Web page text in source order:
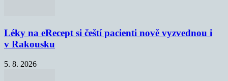
Léky na eRecept si čeští pacienti nově vyzvednou i
v Rakousku
5. 8. 2026